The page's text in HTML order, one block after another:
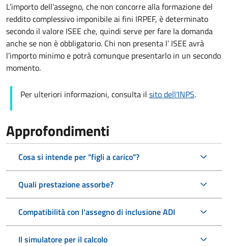
L’importo dell’assegno, che non concorre alla formazione del
reddito complessivo imponibile ai fini IRPEF, è determinato
secondo il valore ISEE che, quindi serve per fare la domanda
anche se non è obbligatorio. Chi non presenta l’ ISEE avrà
l’importo minimo e potrà comunque presentarlo in un secondo
momento.
Per ulteriori informazioni, consulta il sito dell'INPS.
Approfondimenti
Cosa si intende per "figli a carico"?
Quali prestazione assorbe?
Compatibilità con l'assegno di inclusione ADI
Il simulatore per il calcolo